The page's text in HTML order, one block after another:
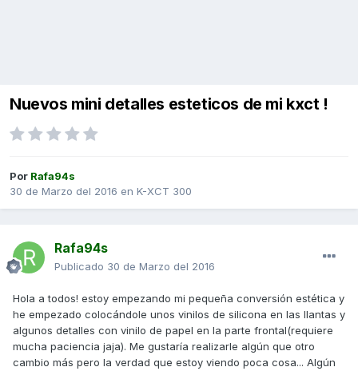
Nuevos mini detalles esteticos de mi kxct !
Por Rafa94s
30 de Marzo del 2016 en K-XCT 300
Rafa94s
Publicado 30 de Marzo del 2016
Hola a todos! estoy empezando mi pequeña conversión estética y
he empezado colocándole unos vinilos de silicona en las llantas y
algunos detalles con vinilo de papel en la parte frontal(requiere
mucha paciencia jaja). Me gustaría realizarle algún que otro
cambio más pero la verdad que estoy viendo poca cosa... Algún